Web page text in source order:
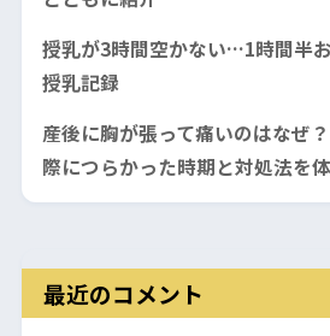
授乳が3時間空かない…1時間半
授乳記録
産後に胸が張って痛いのはなぜ
際につらかった時期と対処法を
最近のコメント